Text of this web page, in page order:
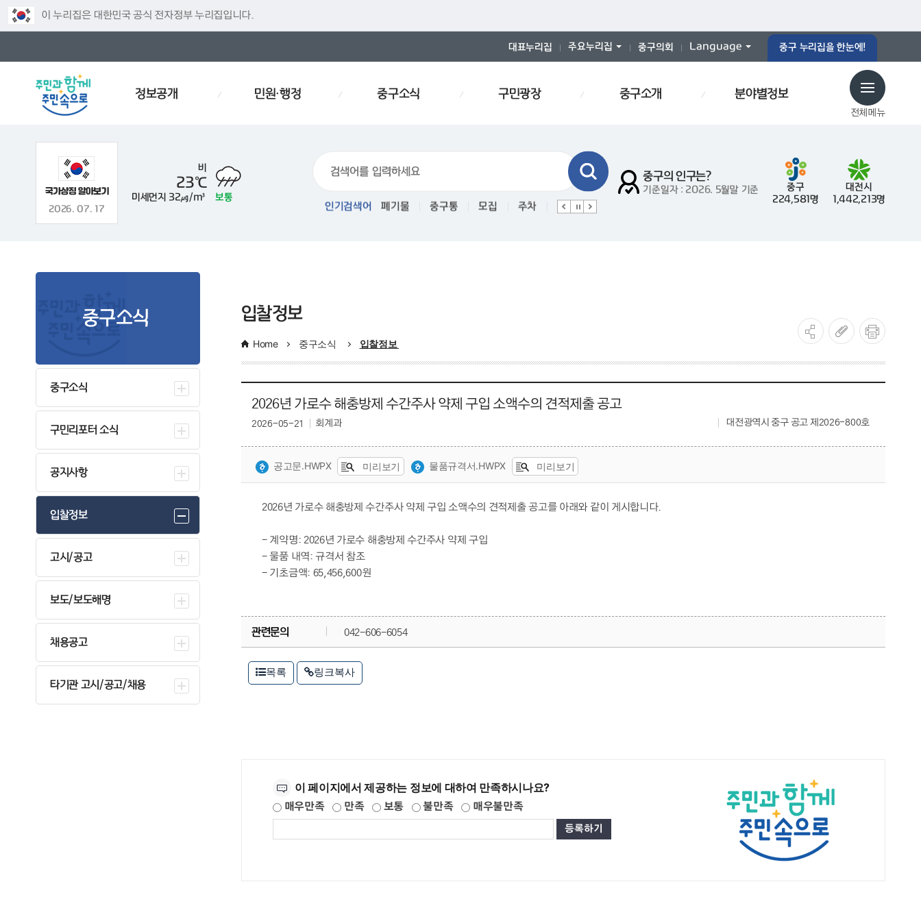
이 누리집은 대한민국 공식 전자정부 누리집입니다.
대표누리집 주요누리집 중구의회 Language 중구 누리집을 한눈에!
전체메뉴
정보공개 민원·행정 중구소식 구민광장 중구소개 분야별정보
2026. 07. 17
비
23℃
미세먼지 32㎍/m³ 보통
중구의 인구는?
기준일자 : 2026. 5월말 기준
중구
224,581명
대전시
1,442,213명
인기검색어
인사 경로당 폐기물스티커 폐기물 중구통 모집 주차 인사 효문화 폐기물스티커 폐기물
중구소식
중구소식
구민리포터 소식
공지사항
입찰정보
고시/공고
보도/보도해명
채용공고
타기관 고시/공고/채용
입찰정보
Home 중구소식 입찰정보
2026년 가로수 해충방제 수간주사 약제 구입 소액수의 견적제출 공고
회계과
2026-05-21 대전광역시 중구 공고 제2026-800호
공고문.HWPX 미리보기 물품규격서.HWPX 미리보기
2026년 가로수 해충방제 수간주사 약제 구입 소액수의 견적제출 공고를 아래와 같이 게시합니다.
- 계약명: 2026년 가로수 해충방제 수간주사 약제 구입
- 물품 내역: 규격서 참조
- 기초금액: 65,456,600원
관련문의 042-606-6054
목록 링크복사
이 페이지에서 제공하는 정보에 대하여 만족하시나요?
매우만족 만족 보통 불만족 매우불만족